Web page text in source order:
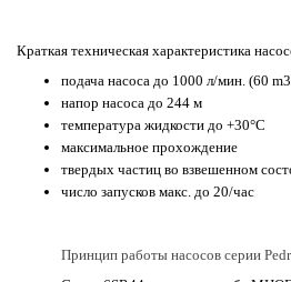
Краткая техническая характеристика
подача насоса до 1000 л/мин. (60
напор насоса до 244 м
температура жидкости до +30°C
максимальное прохождение
твердых частиц во взвешенном
число запусков макс. до 20/час
Принцип работы насосов серии